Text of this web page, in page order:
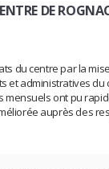
DE
du centre par la
administratives du
mensuels ont pu
auprès des